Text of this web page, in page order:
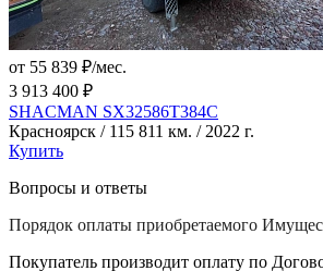
от 55 839 ₽/мес.
3 913 400 ₽
SHACMAN SX32586T384C
Красноярск / 115 811 км. / 2022 г.
Купить
Вопросы и ответы
Порядок оплаты приобретаемого
Покупатель производит оплату по